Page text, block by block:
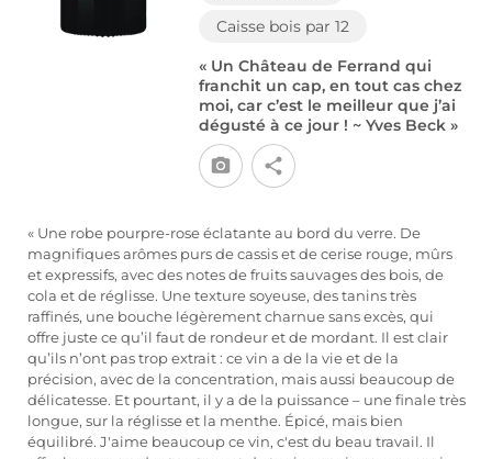
Caisse bois par 12
« Un Château de Ferrand qui
franchit un cap, en tout cas chez
moi, car c’est le meilleur que j’ai
dégusté à ce jour ! ~ Yves Beck »
« Une robe pourpre-rose éclatante au bord du verre. De
magnifiques arômes purs de cassis et de cerise rouge, mûrs
et expressifs, avec des notes de fruits sauvages des bois, de
cola et de réglisse. Une texture soyeuse, des tanins très
raffinés, une bouche légèrement charnue sans excès, qui
offre juste ce qu’il faut de rondeur et de mordant. Il est clair
qu’ils n’ont pas trop extrait : ce vin a de la vie et de la
précision, avec de la concentration, mais aussi beaucoup de
délicatesse. Et pourtant, il y a de la puissance – une finale très
longue, sur la réglisse et la menthe. Épicé, mais bien
équilibré. J'aime beaucoup ce vin, c'est du beau travail. Il